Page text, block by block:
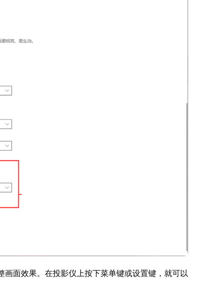
面效果。在投影仪上按下菜单键或设置键，就可以